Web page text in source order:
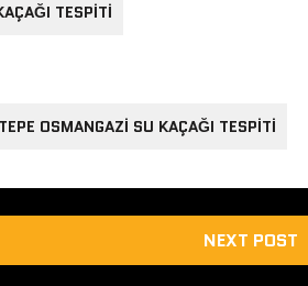
TESPITI
OSMANGAZI SU KAÇAĞI TESPITI
NEXT POST